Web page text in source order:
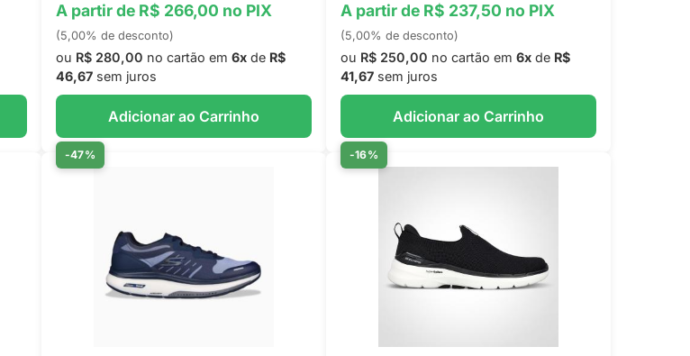
A partir de R$ 266,00 no PIX
(5,00% de desconto)
ou R$ 280,00 no cartão em 6xde R$
46,67sem juros
Adicionar ao Carrinho
A partir de R$ 237,50 no PIX
(5,00% de desconto)
ou R$ 250,00 no cartão em 6xde R$
41,67sem juros
Adicionar ao Carrinho
-47% -16%